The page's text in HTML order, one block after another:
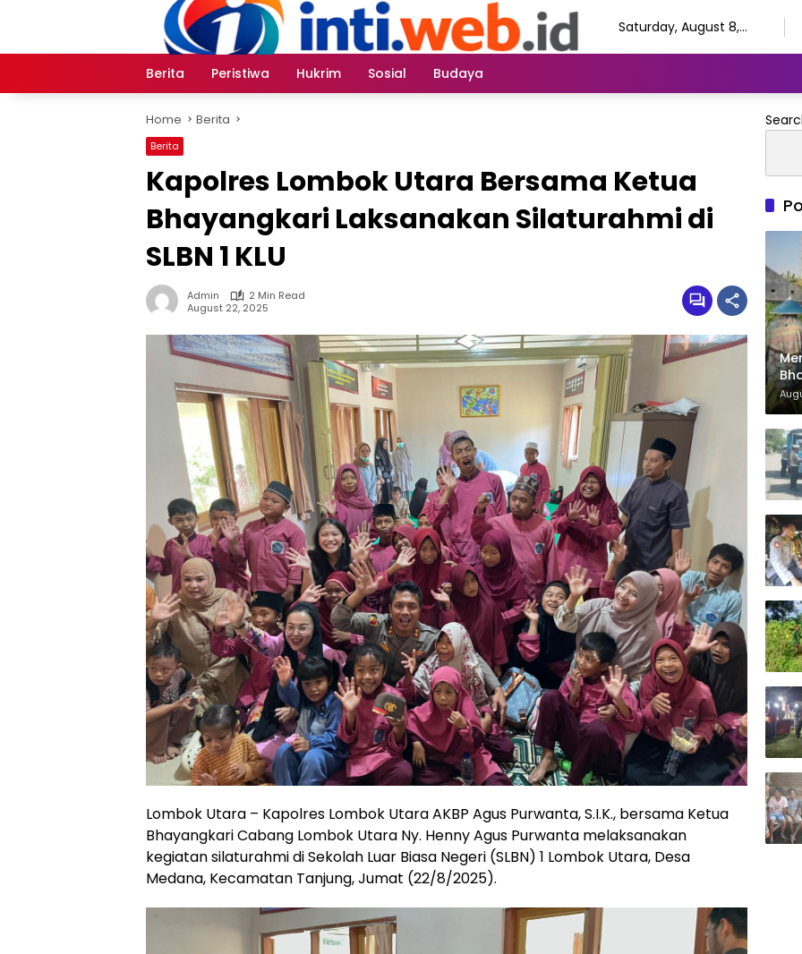
Saturday, August 8,
Berita
Peristiwa Hukrim Sosial Budaya
Home Berita
Berita
Kapolres Lombok Utara Bersama Ketua
Bhayangkari Laksanakan Silaturahmi di
SLBN 1 KLU
Admin
2 Min Read
August 22, 2025
Lombok Utara – Kapolres Lombok Utara AKBP Agus Purwanta, S.I.K., bersama Ketua
Bhayangkari Cabang Lombok Utara Ny. Henny Agus Purwanta melaksanakan
kegiatan silaturahmi di Sekolah Luar Biasa Negeri (SLBN) 1 Lombok Utara, Desa
Medana, Kecamatan Tanjung, Jumat (22/8/2025).